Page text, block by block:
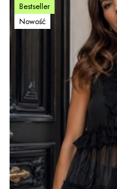
Bestseller
Nowość